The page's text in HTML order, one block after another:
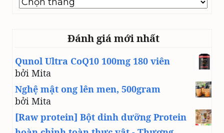
line
Đánh giá mới nhất
Qunol Ultra CoQ10 100mg 180 viên
bởi Mita
Nghệ mật ong lên men, 500gram
bởi Mita
[Raw protein] Bột dinh dưỡng Protein